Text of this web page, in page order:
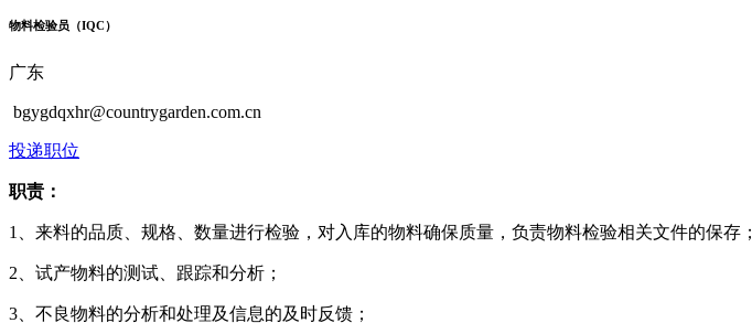
物料检验员（IQC）
广东
bgygdqxhr@countrygarden.com.cn
投递职位
职责：
1、来料的品质、规格、数量进行检验，对入库的物料确保质量，负责物料检验相关文件的保存；
2、试产物料的测试、跟踪和分析；
3、不良物料的分析和处理及信息的及时反馈；